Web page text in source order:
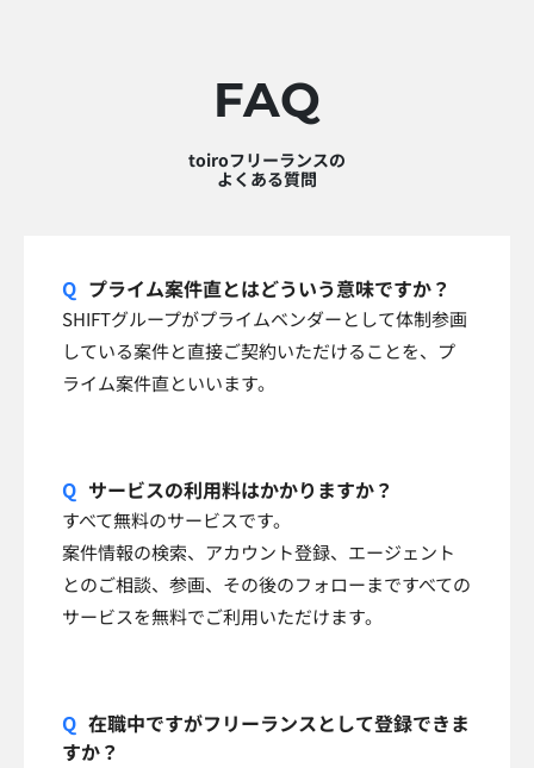
FAQ
toiroフリーランスの
よくある質問
プライム案件直とはどういう意味ですか？
SHIFTグループがプライムベンダーとして体制参画
している案件と直接ご契約いただけることを、プ
ライム案件直といいます。
サービスの利用料はかかりますか？
すべて無料のサービスです。
案件情報の検索、アカウント登録、エージェント
とのご相談、参画、その後のフォローまですべての
サービスを無料でご利用いただけます。
在職中ですがフリーランスとして登録できま
すか？